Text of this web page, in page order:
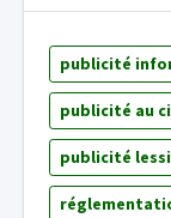
publicité
publicité au
publicité